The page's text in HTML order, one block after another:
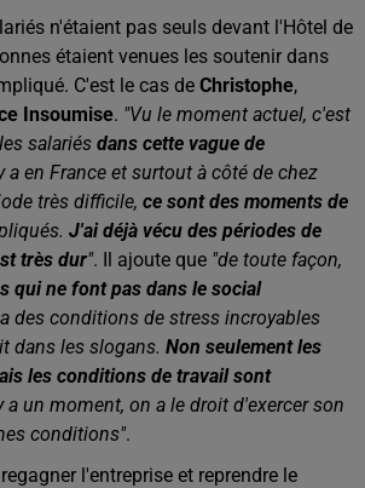
n'étaient pas seuls devant l'Hôtel de
étaient venues les soutenir dans
C'est le cas de Christophe,
Insoumise. "Vu le moment actuel, c'est
salariés dans cette vague de
a en France et surtout à côté de chez
très difficile, ce sont des moments de
J'ai déjà vécu des périodes de
très dur". Il ajoute que "de toute façon,
qui ne font pas dans le social
des conditions de stress incroyables
dans les slogans. Non seulement les
les conditions de travail sont
a un moment, on a le droit d'exercer son
conditions".
l'entreprise et reprendre le